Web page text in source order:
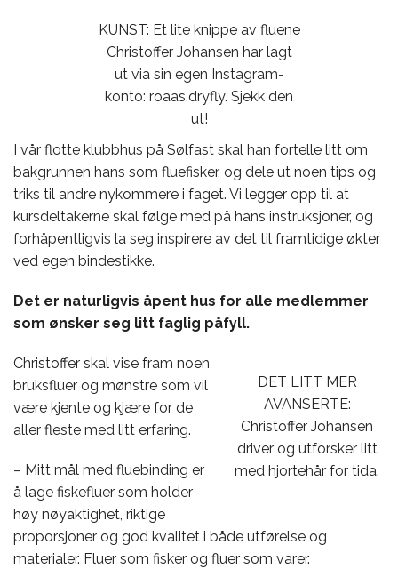
KUNST: Et lite knippe av fluene
Christoffer Johansen har lagt
ut via sin egen Instagram-
konto: roaas.dryfly. Sjekk den
ut!
I vår flotte klubbhus på Sølfast skal han fortelle litt om
bakgrunnen hans som fluefisker, og dele ut noen tips og
triks til andre nykommere i faget. Vi legger opp til at
kursdeltakerne skal følge med på hans instruksjoner, og
forhåpentligvis la seg inspirere av det til framtidige økter
ved egen bindestikke.
Det er naturligvis åpent hus for alle medlemmer
som ønsker seg litt faglig påfyll.
DET LITT MER
AVANSERTE:
Christoffer Johansen
driver og utforsker litt
med hjortehår for tida.
Christoffer skal vise fram noen
bruksfluer og mønstre som vil
være kjente og kjære for de
aller fleste med litt erfaring.
– Mitt mål med fluebinding er
å lage fiskefluer som holder
høy nøyaktighet, riktige
proporsjoner og god kvalitet i både utførelse og
materialer. Fluer som fisker og fluer som varer.